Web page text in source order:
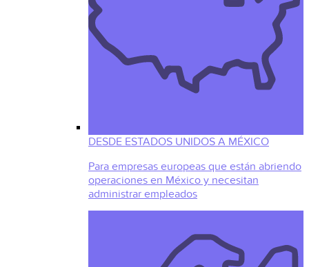
DESDE ESTADOS UNIDOS A MÉXICO
Para empresas europeas que están abriendo
operaciones en México y necesitan
administrar empleados